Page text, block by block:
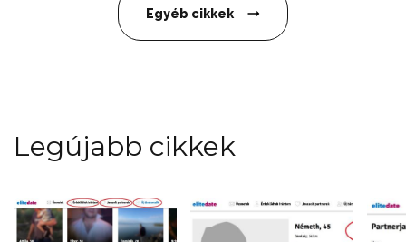
Egyéb cikkek
Legújabb cikkek